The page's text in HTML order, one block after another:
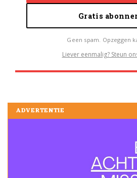
Gratis
Geen spam. Opzeggen
Liever eenmalig? Steun
ADVERTENTIE